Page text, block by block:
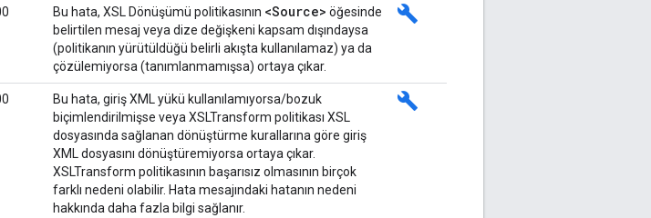
Bu hata, XSL Dönüşümü politikasının <Source> öğesinde
belirtilen mesaj veya dize değişkeni kapsam dışındaysa
(politikanın yürütüldüğü belirli akışta kullanılamaz) ya da
çözülemiyorsa (tanımlanmamışsa) ortaya çıkar.
build
Bu hata, giriş XML yükü kullanılamıyorsa/bozuk
biçimlendirilmişse veya XSLTransform politikası XSL
dosyasında sağlanan dönüştürme kurallarına göre giriş
XML dosyasını dönüştüremiyorsa ortaya çıkar.
XSLTransform politikasının başarısız olmasının birçok
farklı nedeni olabilir. Hata mesajındaki hatanın nedeni
hakkında daha fazla bilgi sağlanır.
build